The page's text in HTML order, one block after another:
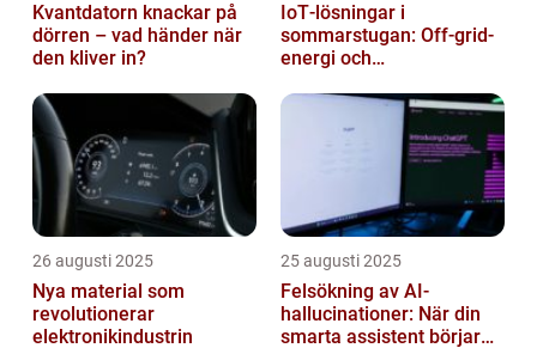
Kvantdatorn knackar på
dörren – vad händer när
den kliver in?
IoT‑lösningar i
sommarstugan: Off‑grid-
energi och
26 augusti 2025
Nya material som
revolutionerar
elektronikindustrin
25 augusti 2025
Felsökning av AI-
hallucinationer: När din
smarta assistent börjar